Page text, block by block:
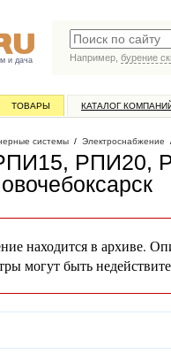
и дача
Например, бурение
ТОВАРЫ КАТАЛОГ
системы / Электроснабжение
находится в архиве.
могут быть